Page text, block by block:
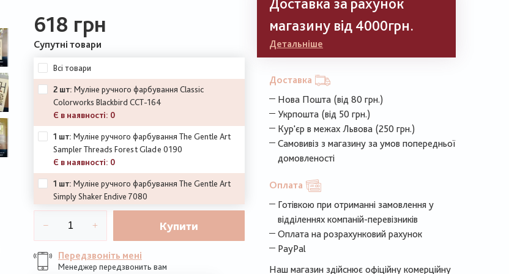
618 грн
Супутні товари
Всі товари
2 шт: Муліне ручного фарбування Classic
Colorworks Blackbird CCT-164
Є в наявності: 0
1 шт: Муліне ручного фарбування The Gentle Art
Sampler Threads Forest Glade 0190
Є в наявності: 0
1 шт: Муліне ручного фарбування The Gentle Art
Simply Shaker Endive 7080
Sampler Harvest Moon 7033
Є в наявності: 0
1 шт: DMC Муліне 400
Купити
Передзвоніть мені
Менеджер передзвонить вам
магазину від 4000грн.
Детальніше
Доставка
Нова Пошта (від 80 грн.)
Укрпошта (від 50 грн.)
Кур'єр в межах Львова (250 грн.)
Самовивіз з магазину за умов попередньої
домовленості
Оплата
Готівкою при отриманні замовлення у
відділеннях компаній-перевізників
Оплата на розрахунковий рахунок
PayPal
Наш магазин здійснює офіційну комерційну